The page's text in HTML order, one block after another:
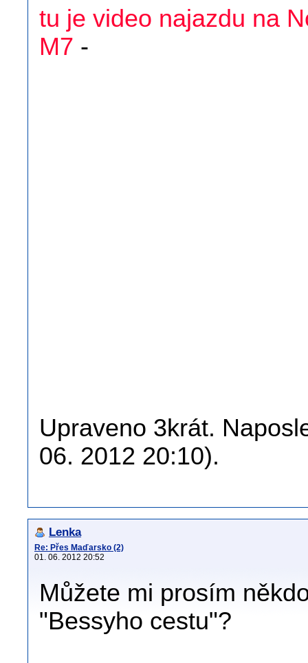
tu je video najazdu na
M7 -
Upraveno 3krát.
06. 2012 20:10).
Lenka
Re: Přes Maďarsko (2)
01. 06. 2012 20:52
Můžete mi prosím
"Bessyho cestu"?